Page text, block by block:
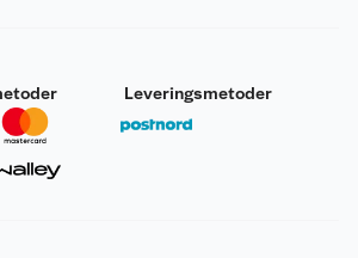
Leveringsmetoder